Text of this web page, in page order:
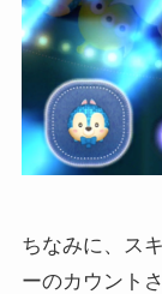
ちなみに、ス
ーのカウント